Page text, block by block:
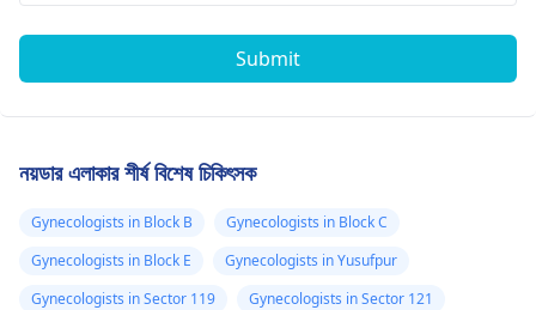
Submit
নয়ডার এলাকার শীর্ষ বিশেষ চিকিৎসক
Gynecologists in Block B
Gynecologists in Block C
Gynecologists in Block E
Gynecologists in Yusufpur
Gynecologists in Sector 119
Gynecologists in Sector 121